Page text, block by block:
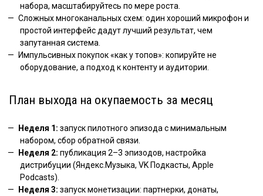
набора, масштабируйтесь по мере роста.
Сложных многоканальных схем: один хороший микрофон и
простой интерфейс дадут лучший результат, чем
запутанная система.
Импульсивных покупок «как у топов»: копируйте не
оборудование, а подход к контенту и аудитории.
План выхода на окупаемость за месяц
Неделя 1: запуск пилотного эпизода с минимальным
набором, сбор обратной связи.
Неделя 2: публикация 2–3 эпизодов, настройка
дистрибуции (Яндекс.Музыка, VK Подкасты, Apple
Podcasts).
Неделя 3: запуск монетизации: партнерки, донаты,